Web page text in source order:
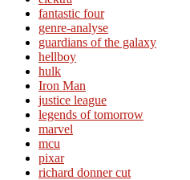
fantastic four
genre-analyse
guardians of the galaxy
hellboy
hulk
Iron Man
justice league
legends of tomorrow
marvel
mcu
pixar
richard donner cut